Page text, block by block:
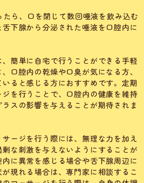
ら、口を閉じて数回唾液を飲み込む
下腺から分泌された唾液を口腔内に
簡単に自宅で行うことができる手軽
口腔内の乾燥や口臭が気になる方、
ると感じる方におすすめです。定期
を行うことで、口腔内の健康を維持
スの影響を与えることが期待されま
ージを行う際には、無理な力を加え
な刺激を与えないようにすることが
に異常を感じる場合や舌下腺周辺に
現れる場合は、専門家に相談するこ